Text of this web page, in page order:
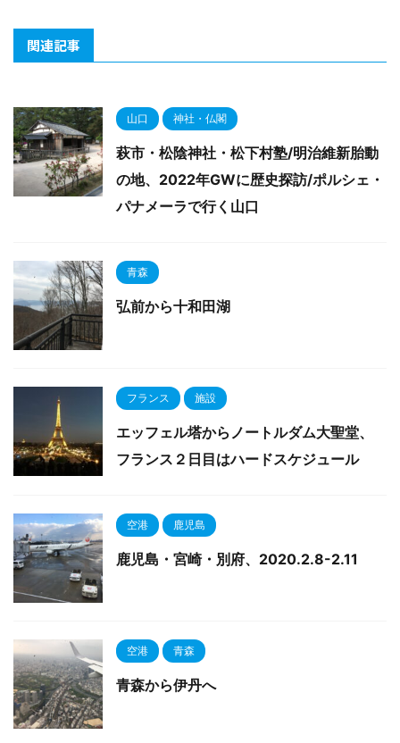
関連記事
山口 神社・仏閣
萩市・松陰神社・松下村塾/明治維新胎動
の地、2022年GWに歴史探訪/ポルシェ・
パナメーラで行く山口
青森
弘前から十和田湖
フランス 施設
エッフェル塔からノートルダム大聖堂、
フランス２日目はハードスケジュール
空港 鹿児島
鹿児島・宮崎・別府、2020.2.8-2.11
空港 青森
青森から伊丹へ